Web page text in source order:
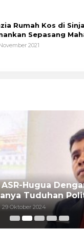
Rumah Kos di
Sepasang
Berpacaran
2021
Hugua
Tuduhan
Tidak
29 Oktober 2024